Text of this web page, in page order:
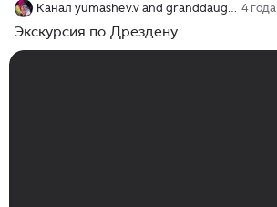
Канал yumashev.v and granddaughter 4 года
Экскурсия по Дрездену